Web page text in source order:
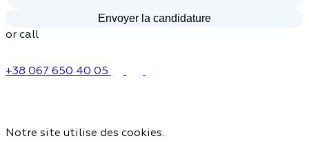
or call
+38 067 650 40 05
Notre site utilise des cookies.